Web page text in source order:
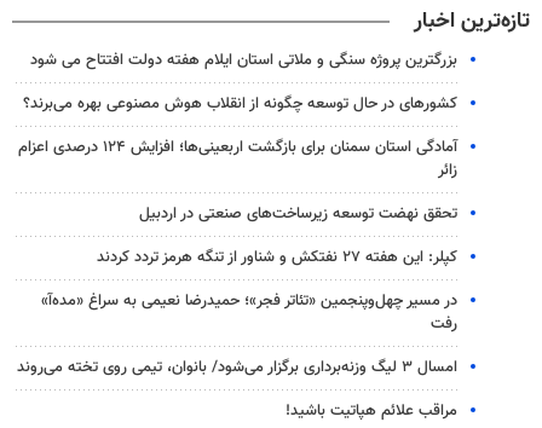
تازه‌ترین اخبار
بزرگترین پروژه سنگی و ملاتی استان ایلام هفته دولت افتتاح می شود
کشورهای در حال توسعه چگونه از انقلاب هوش مصنوعی بهره می‌برند؟
آمادگی استان سمنان برای بازگشت اربعینی‌ها؛ افزایش ۱۲۴ درصدی اعزام
زائر
تحقق نهضت توسعه زیرساخت‌های صنعتی در اردبیل
کپلر: این هفته ۲۷ نفتکش و شناور از تنگه هرمز تردد کردند
در مسیر چهل‌وپنجمین «تئاتر فجر»؛ حمیدرضا نعیمی به سراغ «مده‌آ»
رفت
امسال ۳ لیگ وزنه‌برداری برگزار می‌شود/ بانوان، تیمی روی تخته می‌روند
مراقب علائم هپاتیت باشید!